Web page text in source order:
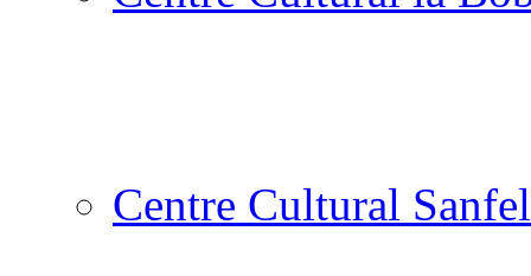
Centre Cultural